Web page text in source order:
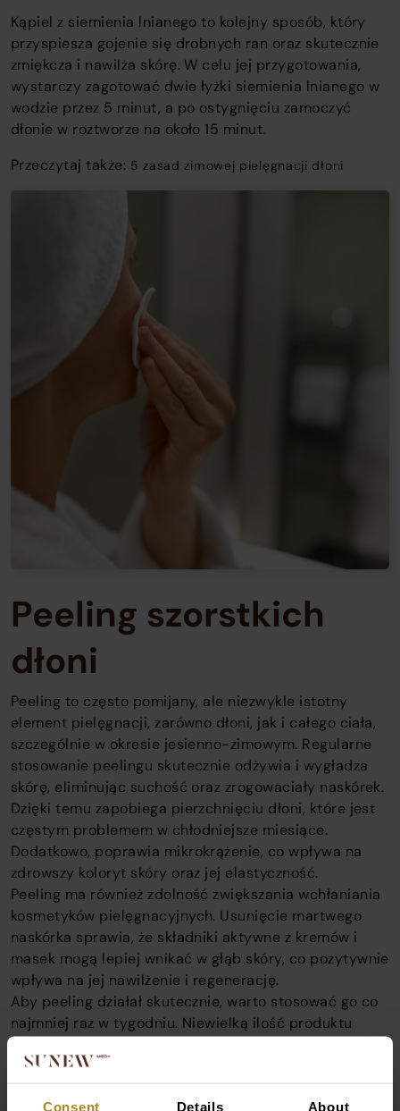
Consent Details About
Kąpiel z siemienia lnianego to kolejny sposób, który
przyspiesza gojenie się drobnych ran oraz skutecznie
zmiękcza i nawilża skórę. W celu jej przygotowania,
wystarczy zagotować dwie łyżki siemienia lnianego w
wodzie przez 5 minut, a po ostygnięciu zamoczyć
dłonie w roztworze na około 15 minut.
Przeczytaj także: 5 zasad zimowej pielęgnacji dłoni
Peeling szorstkich
dłoni
Peeling to często pomijany, ale niezwykle istotny
element pielęgnacji, zarówno dłoni, jak i całego ciała,
szczególnie w okresie jesienno-zimowym. Regularne
stosowanie peelingu skutecznie odżywia i wygładza
skórę, eliminując suchość oraz zrogowaciały naskórek.
Dzięki temu zapobiega pierzchnięciu dłoni, które jest
częstym problemem w chłodniejsze miesiące.
Dodatkowo, poprawia mikrokrążenie, co wpływa na
zdrowszy koloryt skóry oraz jej elastyczność.
Peeling ma również zdolność zwiększania wchłaniania
kosmetyków pielęgnacyjnych. Usunięcie martwego
naskórka sprawia, że składniki aktywne z kremów i
masek mogą lepiej wnikać w głąb skóry, co pozytywnie
wpływa na jej nawilżenie i regenerację.
Aby peeling działał skutecznie, warto stosować go co
najmniej raz w tygodniu. Niewielką ilość produktu
minuty, zwracając szczególną uwagę na okolice